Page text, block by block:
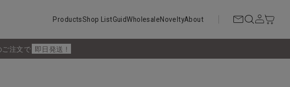
ProductsShop ListGuidWholesaleNoveltyAbout
注文で 即日発送 !